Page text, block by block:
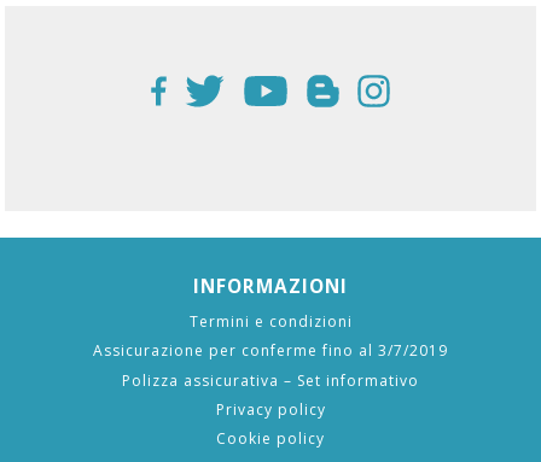
INFORMAZIONI
Termini e condizioni
Assicurazione per conferme fino al 3/7/2019
Polizza assicurativa – Set informativo
Privacy policy
Cookie policy